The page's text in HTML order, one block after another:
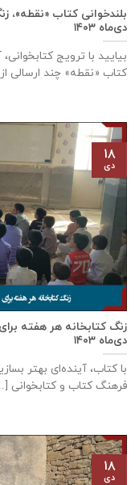
بلند‌خوانی کتاب «نقطه»،
دی‌ماه ۱۴۰۳
بیایید با ترویج
کتاب «نقطه» چند ارسالی
دی‌ماه ۱۴۰۳
با کتاب، آینده‌ای بهتر
فرهنگ کتاب و کتابخوانی
۱۸
دی
۱۸
دی